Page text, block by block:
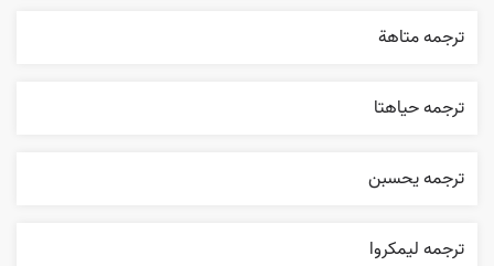
ترجمه متاهة
ترجمه حياهتا
ترجمه يحسبن
ترجمه ليمکروا